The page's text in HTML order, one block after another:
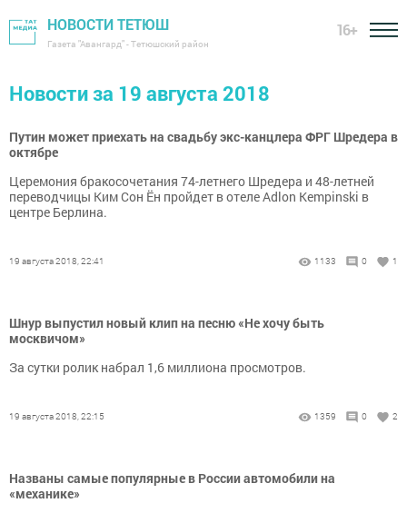
НОВОСТИ ТЕТЮШ
Газета "Авангард" - Тетюшский район
16+
Новости за 19 августа 2018
Путин может приехать на свадьбу экс-канцлера ФРГ Шредера в
октябре
Церемония бракосочетания 74-летнего Шредера и 48-летней
переводчицы Ким Сон Ён пройдет в отеле Adlon Kempinski в
центре Берлина.
19 августа 2018, 22:41 1133 0 1
Шнур выпустил новый клип на песню «Не хочу быть
москвичом»
За сутки ролик набрал 1,6 миллиона просмотров.
19 августа 2018, 22:15 1359 0 2
Названы самые популярные в России автомобили на
«механике»